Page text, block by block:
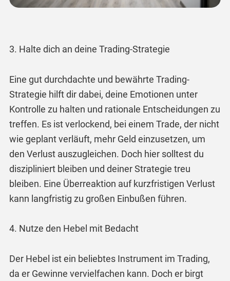
3. Halte dich an deine Trading-Strategie
Eine gut durchdachte und bewährte Trading-
Strategie hilft dir dabei, deine Emotionen unter
Kontrolle zu halten und rationale Entscheidungen zu
treffen. Es ist verlockend, bei einem Trade, der nicht
wie geplant verläuft, mehr Geld einzusetzen, um
den Verlust auszugleichen. Doch hier solltest du
diszipliniert bleiben und deiner Strategie treu
bleiben. Eine Überreaktion auf kurzfristigen Verlust
kann langfristig zu großen Einbußen führen.
4. Nutze den Hebel mit Bedacht
Der Hebel ist ein beliebtes Instrument im Trading,
da er Gewinne vervielfachen kann. Doch er birgt